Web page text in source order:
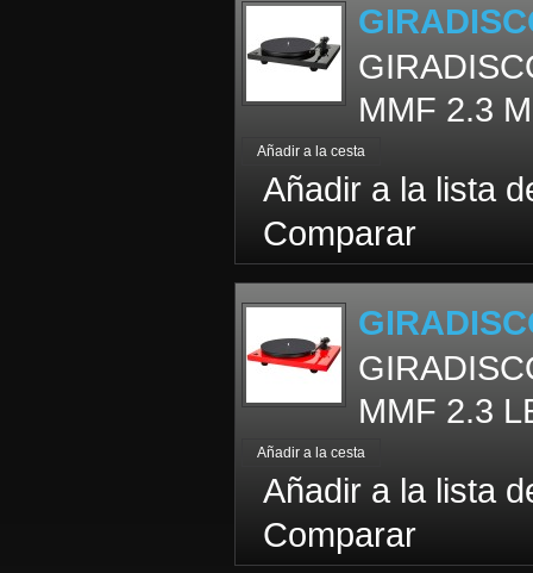
MMF 2.3
Añadir a la lista
Comparar
MMF 2.3
Añadir a la lista
Comparar